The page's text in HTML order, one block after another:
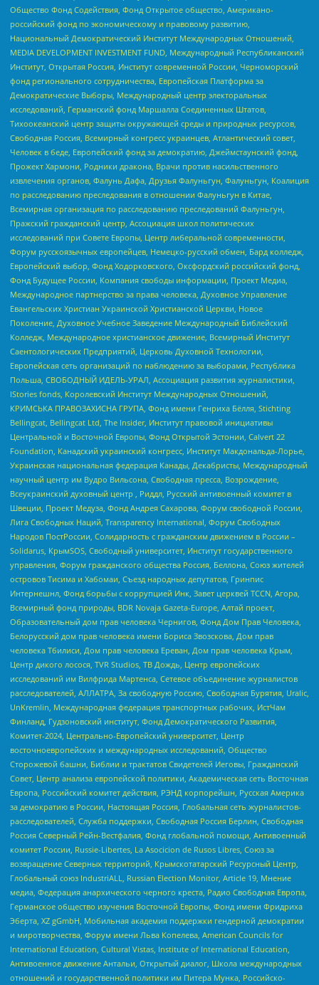
Общество Фонд Содействия, Фонд Открытое общество, Американо-
российский фонд по экономическому и правовому развитию,
Национальный Демократический Институт Международных Отношений,
MEDIA DEVELOPMENT INVESTMENT FUND, Международный Республиканский
Институт, Открытая Россия, Институт современной России, Черноморский
фонд регионального сотрудничества, Европейская Платформа за
Демократические Выборы, Международный центр электоральных
исследований, Германский фонд Маршалла Соединенных Штатов,
Тихоокеанский центр защиты окружающей среды и природных ресурсов,
Свободная Россия, Всемирный конгресс украинцев, Атлантический совет,
Человек в беде, Европейский фонд за демократию, Джеймстаунский фонд,
Прожект Хармони, Родники дракона, Врачи против насильственного
извлечения органов, Фалунь Дафа, Друзья Фалуньгун, Фалуньгун, Коалиция
по расследованию преследования в отношении Фалуньгун в Китае,
Всемирная организация по расследованию преследований Фалуньгун,
Пражский гражданский центр, Ассоциация школ политических
исследований при Совете Европы, Центр либеральной современности,
Форум русскоязычных европейцев, Немецко-русский обмен, Бард колледж,
Европейский выбор, Фонд Ходорковского, Оксфордский российский фонд,
Фонд Будущее России, Компания свободы информации, Проект Медиа,
Международное партнерство за права человека, Духовное Управление
Евангельских Христиан Украинской Христианской Церкви, Новое
Поколение, Духовное Учебное Заведение Международный Библейский
Колледж, Международное христианское движение, Всемирный Институт
Саентологических Предприятий, Церковь Духовной Технологии,
Европейская сеть организаций по наблюдению за выборами, Республика
Польша, СВОБОДНЫЙ ИДЕЛЬ-УРАЛ, Ассоциация развития журналистики,
IStories fonds, Королевский Институт Международных Отношений,
КРИМСЬКА ПРАВОЗАХИСНА ГРУПА, Фонд имени Генриха Бёлля, Stichting
Bellingcat, Bellingcat Ltd, The Insider, Институт правовой инициативы
Центральной и Восточной Европы, Фонд Открытой Эстонии, Calvert 22
Foundation, Канадский украинский конгресс, Институт Макдональда-Лорье,
Украинская национальная федерация Канады, Декабристы, Международный
научный центр им Вудро Вильсона, Свободная пресса, Возрождение,
Всеукраинский духовный центр , Риддл, Русский антивоенный комитет в
Швеции, Проект Медуза, Фонд Андрея Сахарова, Форум свободной России,
Лига Свободных Наций, Transparеncy International, Форум Свободных
Народов ПостРоссии, Солидарность с гражданским движением в России –
Solidarus, КрымSOS, Свободный университет, Институт государственного
управления, Форум гражданского общества Россия, Беллона, Союз жителей
островов Тисима и Хабомаи, Съезд народных депутатов, Гринпис
Интернешнл, Фонд борьбы с коррупцией Инк, Завет церквей TCCN, Агора,
Всемирный фонд природы, BDR Novaja Gazeta-Europe, Алтай проект,
Образовательный дом прав человека Чернигов, Фонд Дом Прав Человека,
Белорусский дом прав человека имени Бориса Звозскова, Дом прав
человека Тбилиси, Дом прав человека Ереван, Дом прав человека Крым,
Центр дикого лосося, TVR Studios, ТВ Дождь, Центр европейских
исследований им Вилфрида Мартенса, Сетевое объединение журналистов
расследователей, АЛЛАТРА, За свободную Россию, Свободная Бурятия, Uralic,
UnKremlin, Международная федерация транспортных рабочих, ИстЧам
Финланд, Гудзоновский институт, Фонд Демократического Развития,
Комитет-2024, Центрально-Европейский университет, Центр
восточноевропейских и международных исследований, Общество
Сторожевой башни, Библии и трактатов Свидетелей Иеговы, Гражданский
Совет, Центр анализа европейской политики, Академическая сеть Восточная
Европа, Российский комитет действия, РЭНД корпорейшн, Русская Америка
за демократию в России, Настоящая Россия, Глобальная сеть журналистов-
расследователей, Служба поддержки, Свободная Россия Берлин, Свободная
Россия Северный Рейн-Вестфалия, Фонд глобальной помощи, Антивоенный
комитет России, Russie-Libertes, La Asocicion de Rusos Libres, Союз за
возвращение Северных территорий, Крымскотатарский Ресурсный Центр,
Глобальный союз IndustriALL, Russian Election Monitor, Article 19, Мнение
медиа, Федерация анархического черного креста, Радио Свободная Европа,
Германское общество изучения Восточной Европы, Фонд имени Фридриха
Эберта, XZ gGmbH, Мобильная академия поддержки гендерной демократии
и миротворчества, Форум имени Льва Копелева, American Councils for
International Education, Cultural Vistas, Institute of International Education,
Антивоенное движение Антальи, Открытый диалог, Школа международных
отношений и государственной политики им Питера Мунка, Российско-